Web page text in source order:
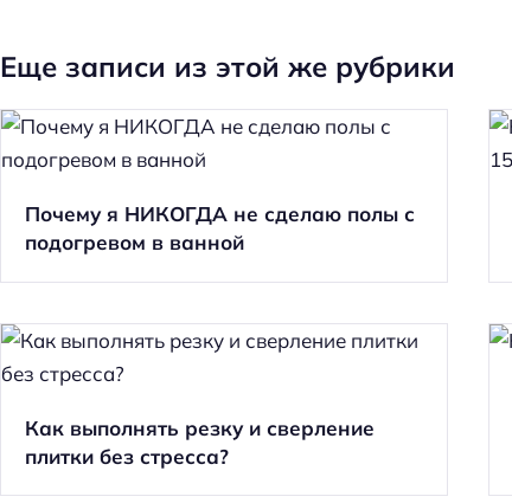
Еще записи из этой же рубрики
Почему я НИКОГДА не сделаю полы с
подогревом в ванной
Как выполнять резку и сверление
плитки без стресса?